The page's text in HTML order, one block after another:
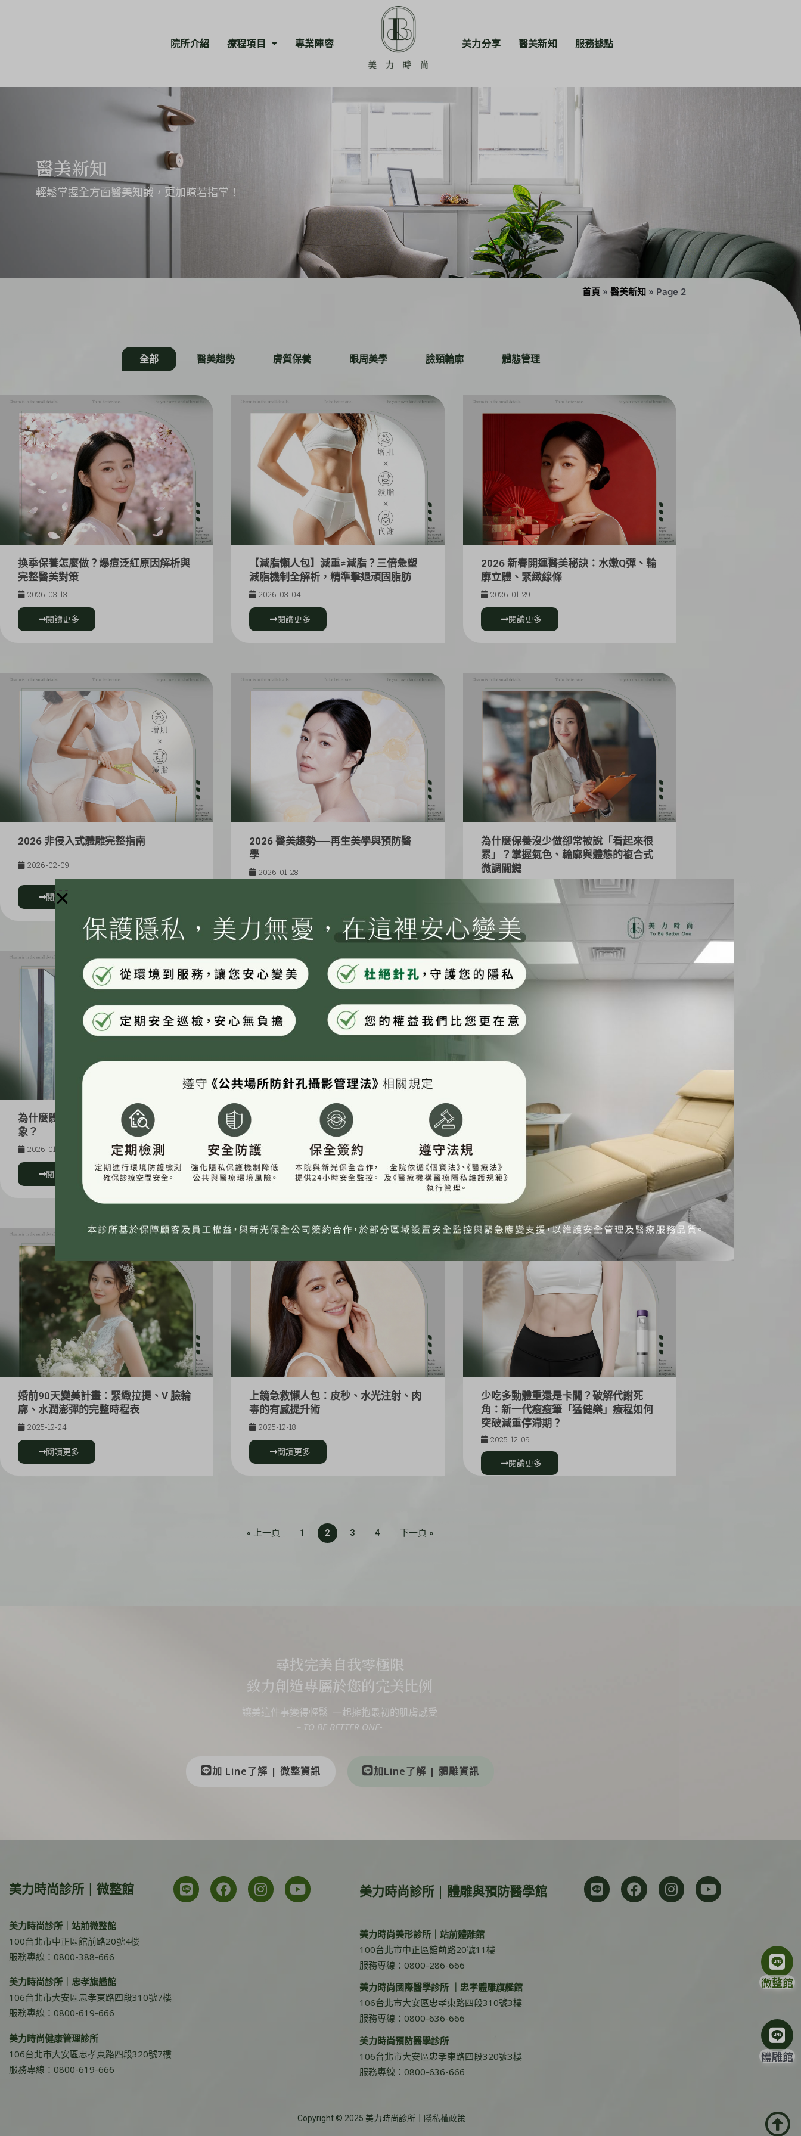
院所介紹 療程項目 專業陣容 美力分享 醫美新知 服務據點
醫美新知
輕鬆掌握全方面醫美知識，更加瞭若指掌！
首頁 »醫美新知 » Page 2
全部 醫美趨勢 膚質保養 眼周美學 臉頸輪廓 體態管理
換季保養怎麼做？爆痘泛紅原因解析與
完整醫美對策
2026-03-13
閱讀更多
【減脂懶人包】減重≠減脂？三倍急塑
減脂機制全解析，精準擊退頑固脂肪
2026-03-04
閱讀更多
2026 新春開運醫美秘訣：水嫩Q彈、輪
廓立體、緊緻線條
2026-01-29
閱讀更多
2026 非侵入式體雕完整指南
2026-02-09
閱讀更多
2026 醫美趨勢──再生美學與預防醫
學
2026-01-28
為什麼保養沒少做卻常被說「看起來很
累」？掌握氣色、輪廓與體態的複合式
微調關鍵
為什麼體態線條，會影響職場專業形
象？
2026-01-08
閱讀更多
2026 新年變美清單：從膚況、輪廓到
曲線，預約一場屬於自己的精緻煥新儀
式
2025-12-31
夏日雕瘦計畫：小腹、側腰、大腿局部
減脂，用科技體雕找回緊緻曲線
2025-12-29
婚前90天變美計畫：緊緻拉提、V 臉輪
廓、水潤澎彈的完整時程表
2025-12-24
閱讀更多
上鏡急救懶人包：皮秒、水光注射、肉
毒的有感提升術
2025-12-18
閱讀更多
少吃多動體重還是卡關？破解代謝死
角：新一代瘦瘦筆「猛健樂」療程如何
突破減重停滯期？
2025-12-09
閱讀更多
« 上一頁 1 2 3 4 下一頁 »
尋找完美自我零極限
致力創造專屬於您的完美比例
讓美這件事變得輕鬆 一起擁抱最初的肌膚感受
– TO BE BETTER ONE-
加 Line了解 | 微整資訊 加Line了解 | 體雕資訊
美力時尚診所 | 微整館
美力時尚診所｜站前微整館
100台北市中正區館前路20號4樓
服務專線：0800-388-666
美力時尚診所｜忠孝旗艦館
106台北市大安區忠孝東路四段310號7樓
服務專線：0800-619-666
美力時尚健康管理診所
106台北市大安區忠孝東路四段320號7樓
服務專線：0800-619-666
美力時尚診所 | 體雕與預防醫學館
美力時尚美形診所｜站前體雕館
100台北市中正區館前路20號11樓
服務專線：0800-286-666
美力時尚國際醫學診所 ｜忠孝體雕旗艦館
106台北市大安區忠孝東路四段310號3樓
服務專線：0800-636-666
美力時尚預防醫學診所
106台北市大安區忠孝東路四段320號3樓
服務專線：0800-636-666
Copyright © 2025 美力時尚診所｜ 隱私權政策
微整館
體雕館